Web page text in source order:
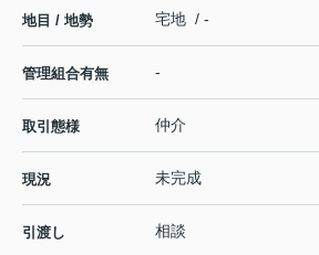
地目 / 地勢 宅地 / -
管理組合有無 -
取引態様 仲介
現況 未完成
引渡し 相談